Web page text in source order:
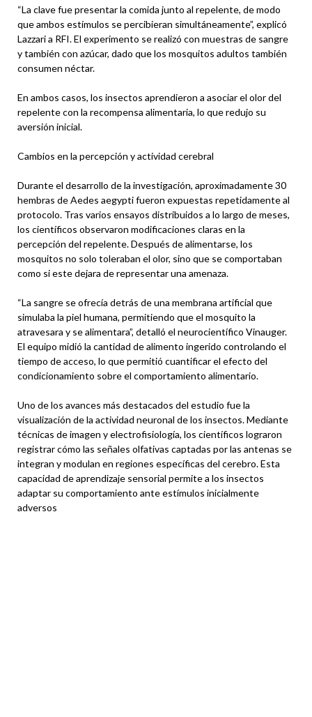
“La clave fue presentar la comida junto al repelente, de modo
que ambos estímulos se percibieran simultáneamente”, explicó
Lazzari a RFI. El experimento se realizó con muestras de sangre
y también con azúcar, dado que los mosquitos adultos también
consumen néctar.
En ambos casos, los insectos aprendieron a asociar el olor del
repelente con la recompensa alimentaria, lo que redujo su
aversión inicial.
Cambios en la percepción y actividad cerebral
Durante el desarrollo de la investigación, aproximadamente 30
hembras de Aedes aegypti fueron expuestas repetidamente al
protocolo. Tras varios ensayos distribuidos a lo largo de meses,
los científicos observaron modificaciones claras en la
percepción del repelente. Después de alimentarse, los
mosquitos no solo toleraban el olor, sino que se comportaban
como si este dejara de representar una amenaza.
“La sangre se ofrecía detrás de una membrana artificial que
simulaba la piel humana, permitiendo que el mosquito la
atravesara y se alimentara”, detalló el neurocientífico Vinauger.
El equipo midió la cantidad de alimento ingerido controlando el
tiempo de acceso, lo que permitió cuantificar el efecto del
condicionamiento sobre el comportamiento alimentario.
Uno de los avances más destacados del estudio fue la
visualización de la actividad neuronal de los insectos. Mediante
técnicas de imagen y electrofisiología, los científicos lograron
registrar cómo las señales olfativas captadas por las antenas se
integran y modulan en regiones específicas del cerebro. Esta
capacidad de aprendizaje sensorial permite a los insectos
adaptar su comportamiento ante estímulos inicialmente
adversos